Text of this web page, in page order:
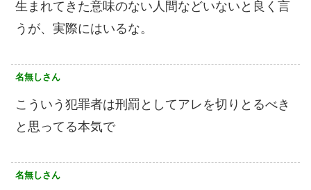
生まれてきた意味のない人間などいないと良く言
うが、実際にはいるな。
名無しさん
こういう犯罪者は刑罰としてアレを切りとるべき
と思ってる本気で
名無しさん